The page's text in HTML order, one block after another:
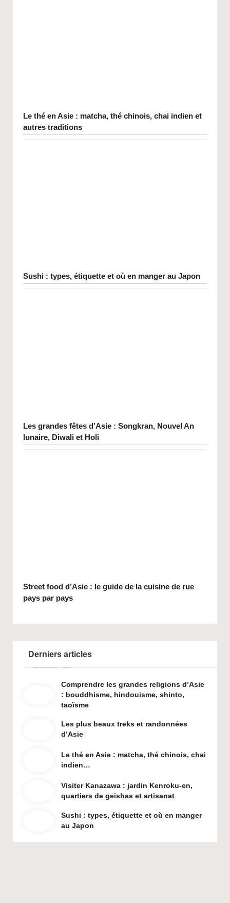
Le thé en Asie : matcha, thé chinois, chai indien et
autres traditions
Sushi : types, étiquette et où en manger au Japon
Les grandes fêtes d’Asie : Songkran, Nouvel An
lunaire, Diwali et Holi
Street food d’Asie : le guide de la cuisine de rue
pays par pays
Derniers articles
Comprendre les grandes religions d’Asie
: bouddhisme, hindouisme, shinto,
taoïsme
Les plus beaux treks et randonnées
d’Asie
Le thé en Asie : matcha, thé chinois, chai
indien…
Visiter Kanazawa : jardin Kenroku-en,
quartiers de geishas et artisanat
Sushi : types, étiquette et où en manger
au Japon